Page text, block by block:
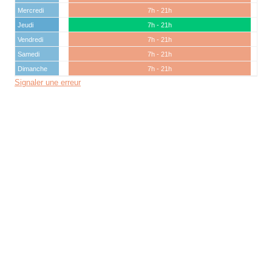
Mercredi
7h - 21h
Jeudi
7h - 21h
Vendredi
7h - 21h
Samedi
7h - 21h
Dimanche
7h - 21h
Signaler une erreur